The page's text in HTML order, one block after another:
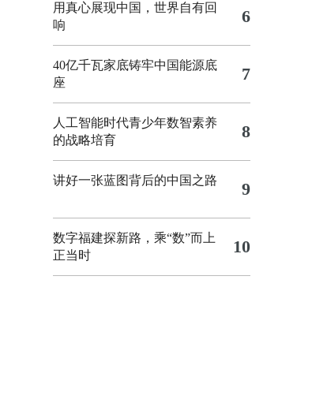
用真心展现中国，世界自有回
响
6
40亿千瓦家底铸牢中国能源底
座
7
人工智能时代青少年数智素养
的战略培育
8
讲好一张蓝图背后的中国之路 9
数字福建探新路，乘“数”而上
正当时
10